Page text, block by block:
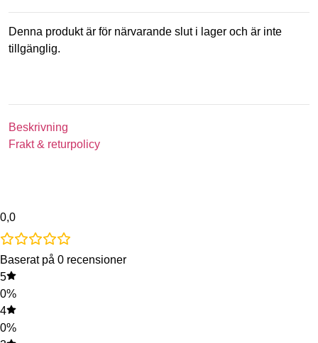
Denna produkt är för närvarande slut i lager och är inte
tillgänglig.
Beskrivning
Frakt & returpolicy
0,0
Baserat på 0 recensioner
5
0%
4
0%